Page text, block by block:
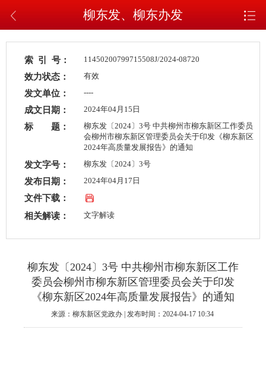
柳东发、柳东办发
索 引 号： 11450200799715508J/2024-08720
效力状态： 有效
发文单位： ----
成文日期： 2024年04月15日
标 题：
柳东发〔2024〕3号 中共柳州市柳东新区工作委员
会柳州市柳东新区管理委员会关于印发《柳东新区
2024年高质量发展报告》的通知
发文字号： 柳东发〔2024〕3号
发布日期： 2024年04月17日
文件下载：
相关解读：
文字解读
柳东发〔2024〕3号 中共柳州市柳东新区工作
委员会柳州市柳东新区管理委员会关于印发
《柳东新区2024年高质量发展报告》的通知
来源：柳东新区党政办 | 发布时间：2024-04-17 10:34